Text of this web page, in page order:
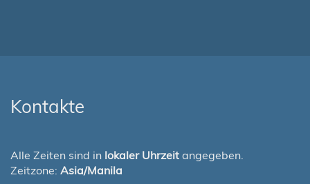
Kontakte
Alle Zeiten sind in lokaler Uhrzeit angegeben.
Zeitzone: Asia/Manila